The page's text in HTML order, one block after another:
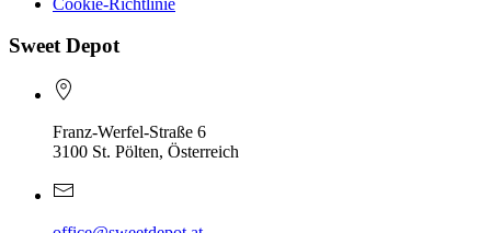
Sweet Depot
Franz-Werfel-Straße 6
3100 St. Pölten, Österreich